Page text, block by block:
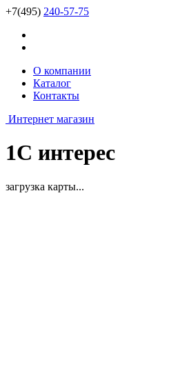
+7(495) 240-57-75
О компании
Каталог
Контакты
Интернет магазин
1С интерес
загрузка карты...